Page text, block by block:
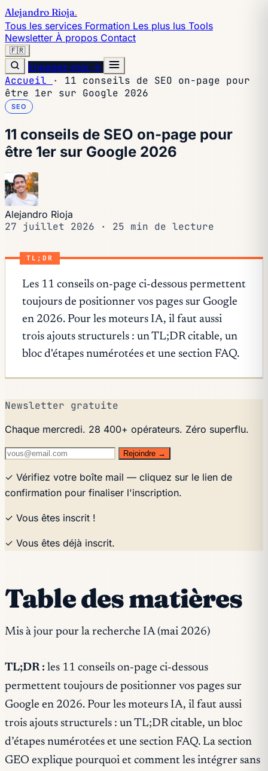
Alejandro Rioja.
Tous les services Formation Les plus lus Tools
Newsletter À propos Contact
🇫🇷
Engagez-moi →
Accueil ·
11 conseils de SEO on-page pour
être 1er sur Google 2026
SEO
11 conseils de SEO on-page pour
être 1er sur Google 2026
Alejandro Rioja
27 juillet 2026 · 25 min de lecture
TL;DR
Les 11 conseils on-page ci-dessous permettent
toujours de positionner vos pages sur Google
en 2026. Pour les moteurs IA, il faut aussi
trois ajouts structurels : un TL;DR citable, un
bloc d'étapes numérotées et une section FAQ.
Newsletter gratuite
Chaque mercredi. 28 400+ opérateurs. Zéro superflu.
Rejoindre →
✓ Vérifiez votre boîte mail — cliquez sur le lien de
confirmation pour finaliser l'inscription.
✓ Vous êtes inscrit !
✓ Vous êtes déjà inscrit.
Table des matières
Mis à jour pour la recherche IA (mai 2026)
TL;DR : les 11 conseils on-page ci-dessous
permettent toujours de positionner vos pages sur
Google en 2026. Pour les moteurs IA, il faut aussi
trois ajouts structurels : un TL;DR citable, un bloc
d’étapes numérotées et une section FAQ. La section
GEO explique pourquoi et comment les intégrer sans